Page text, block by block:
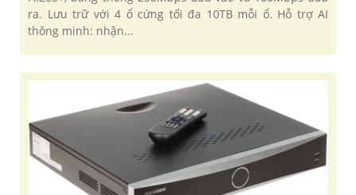
ra. Lưu trữ với 4 ổ cứng tối đa 10TB mỗi ổ. Hỗ trợ AI
thông minh: nhận...